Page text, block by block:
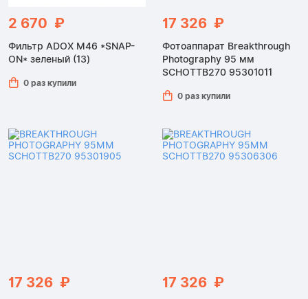
2 670 ₽
Фильтр ADOX M46 *SNAP-
ON* зеленый (13)
0 раз купили
17 326 ₽
Фотоаппарат Breakthrough
Photography 95 мм
SCHOTTB270 95301011
0 раз купили
17 326 ₽ 17 326 ₽